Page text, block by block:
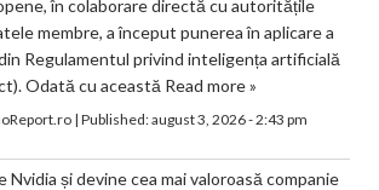
în colaborare directă cu autoritățile
membre, a început punerea în aplicare a
Regulamentul privind inteligența artificială
Odată cu această Read more »
| Published:august 3, 2026 - 2:43 pm
și devine cea mai valoroasă companie